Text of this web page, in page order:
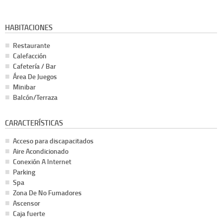
HABITACIONES
Restaurante
Calefacción
Cafetería / Bar
Área De Juegos
Minibar
Balcón/Terraza
CARACTERÍSTICAS
Acceso para discapacitados
Aire Acondicionado
Conexión A Internet
Parking
Spa
Zona De No Fumadores
Ascensor
Caja fuerte